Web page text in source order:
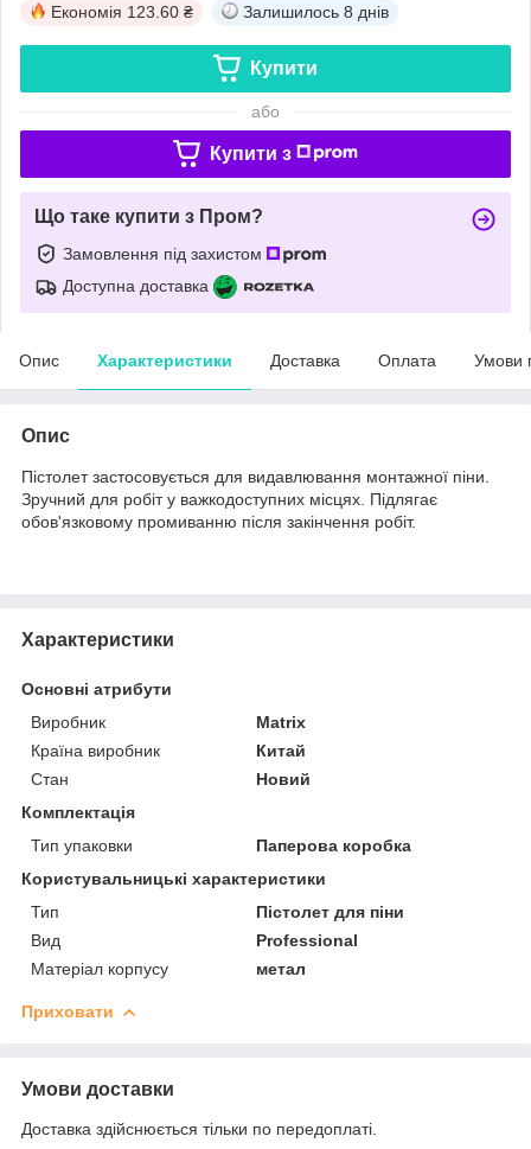
Економія 123.60 ₴ Залишилось 8 днів
Купити
або
Купити з
Що таке купити з Пром?
Замовлення під захистом
Доступна доставка
Опис Характеристики Доставка Оплата Умови
Опис
Пістолет застосовується для видавлювання монтажної піни.
Зручний для робіт у важкодоступних місцях. Підлягає
обов'язковому промиванню після закінчення робіт.
Характеристики
Основні атрибути
Виробник
Matrix
Країна виробник
Китай
Стан
Новий
Комплектація
Тип упаковки
Паперова коробка
Користувальницькі характеристики
Тип
Пістолет для піни
Вид
Professional
Матеріал корпусу
метал
Приховати
Умови доставки
Доставка здійснюється тільки по передоплаті.